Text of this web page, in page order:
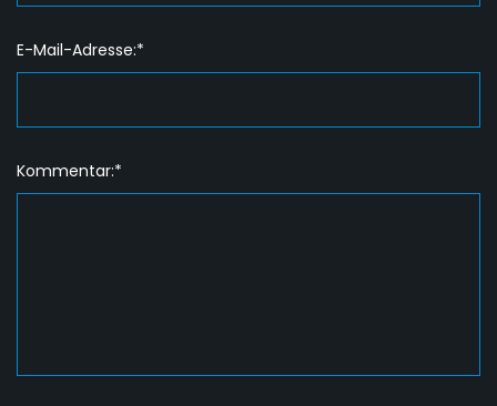
E-Mail-Adresse:*
Kommentar:*